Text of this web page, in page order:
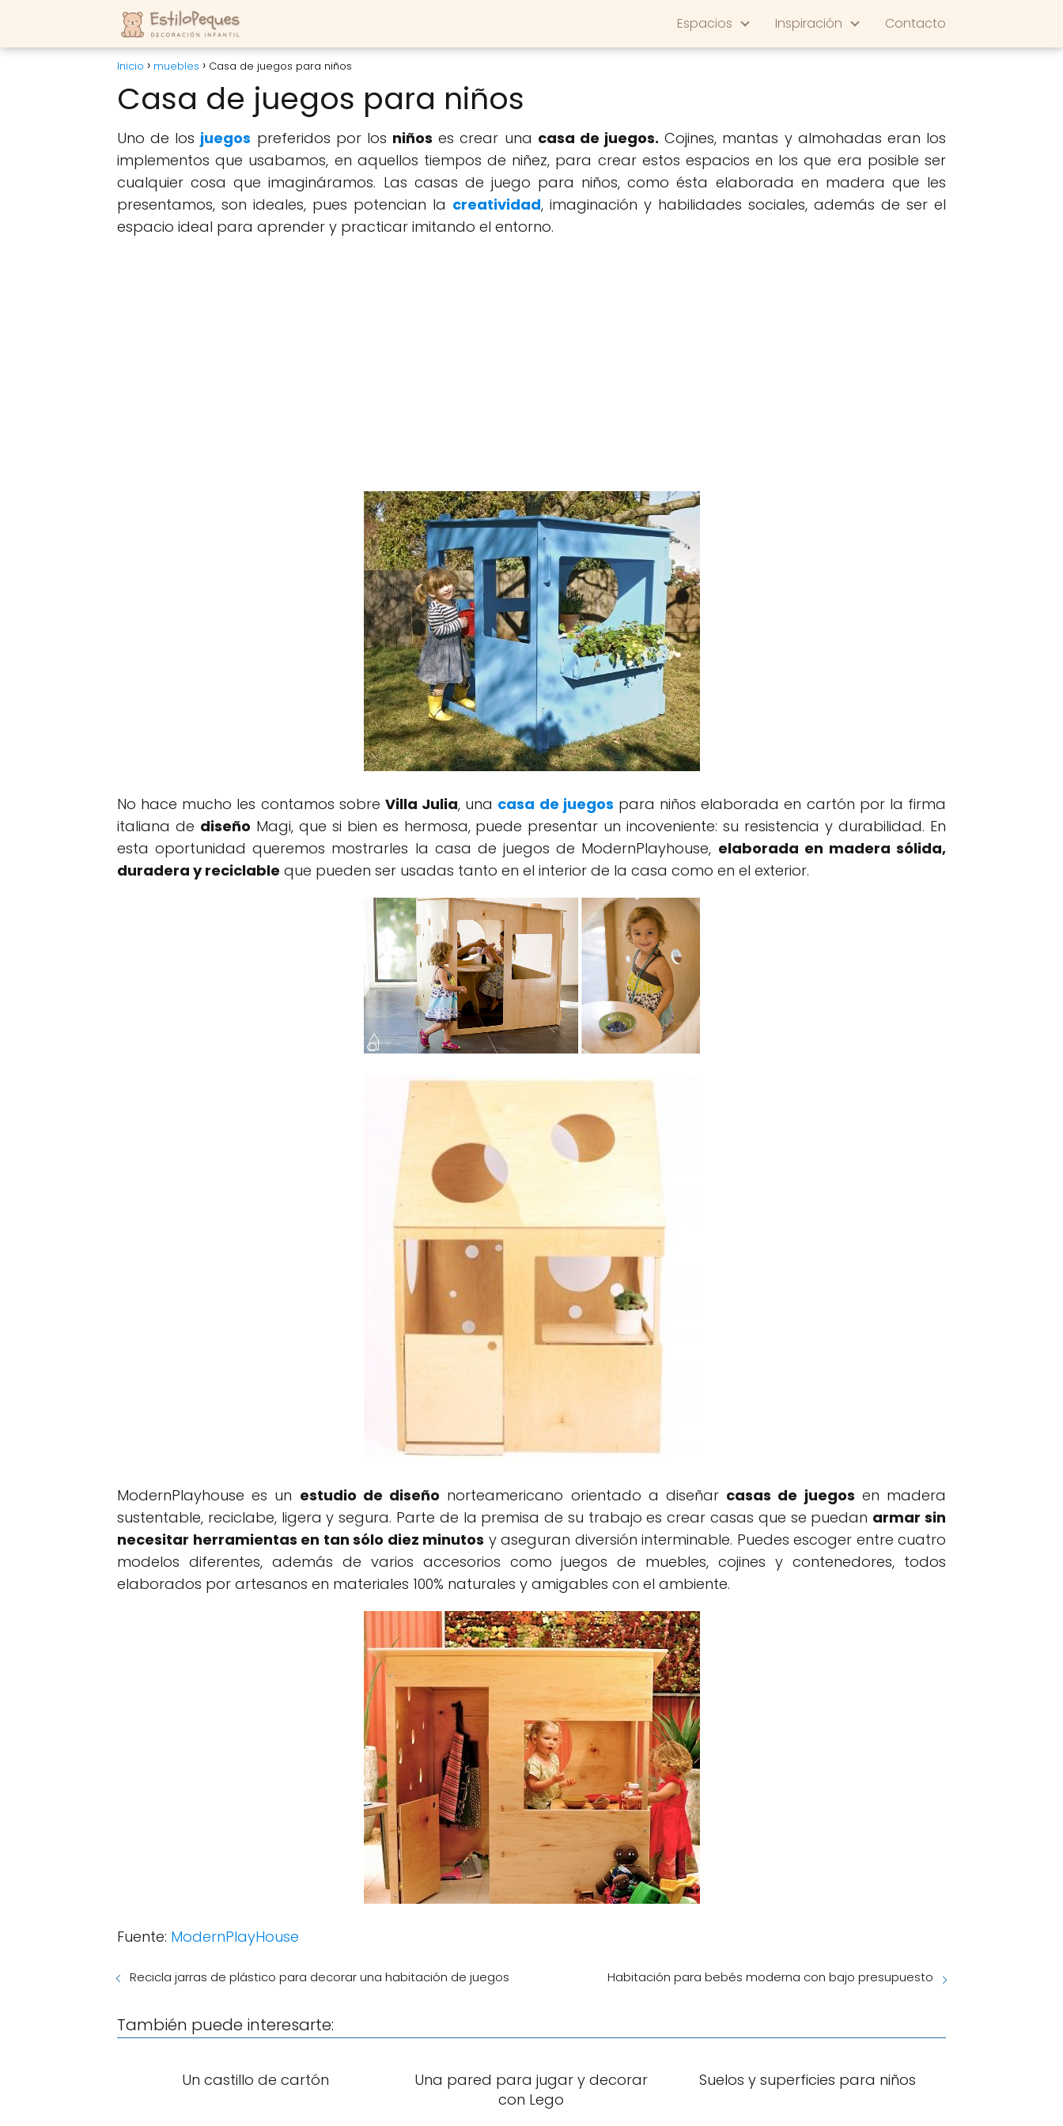
Espacios Inspiración Contacto
Inicio muebles Casa de juegos para niños
Casa de juegos para niños
Uno de los juegos preferidos por los niños es crear una casa de juegos. Cojines, mantas y almohadas eran los
implementos que usabamos, en aquellos tiempos de niñez, para crear estos espacios en los que era posible ser
cualquier cosa que imagináramos. Las casas de juego para niños, como ésta elaborada en madera que les
presentamos, son ideales, pues potencian la creatividad, imaginación y habilidades sociales, además de ser el
espacio ideal para aprender y practicar imitando el entorno.
No hace mucho les contamos sobre Villa Julia, una casa de juegos para niños elaborada en cartón por la firma
italiana de diseño Magi, que si bien es hermosa, puede presentar un incoveniente: su resistencia y durabilidad. En
esta oportunidad queremos mostrarles la casa de juegos de ModernPlayhouse, elaborada en madera sólida,
duradera y reciclable que pueden ser usadas tanto en el interior de la casa como en el exterior.
ModernPlayhouse es un estudio de diseño norteamericano orientado a diseñar casas de juegos en madera
sustentable, reciclabe, ligera y segura. Parte de la premisa de su trabajo es crear casas que se puedan armar sin
necesitar herramientas en tan sólo diez minutos y aseguran diversión interminable. Puedes escoger entre cuatro
modelos diferentes, además de varios accesorios como juegos de muebles, cojines y contenedores, todos
elaborados por artesanos en materiales 100% naturales y amigables con el ambiente.
Fuente: ModernPlayHouse
Recicla jarras de plástico para decorar una habitación de juegos Habitación para bebés moderna con bajo presupuesto
También puede interesarte:
Un castillo de cartón
Una pared para jugar y decorar
con Lego
Suelos y superficies para niños